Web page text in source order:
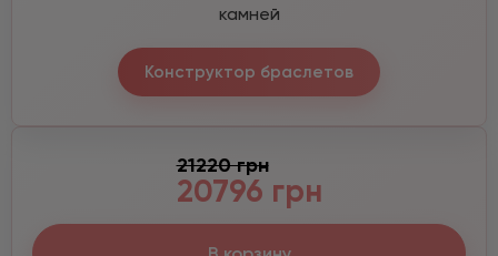
камней
Конструктор браслетов
21220 грн
20796 грн